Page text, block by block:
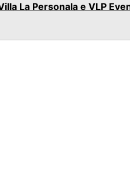
La Personala e VLP